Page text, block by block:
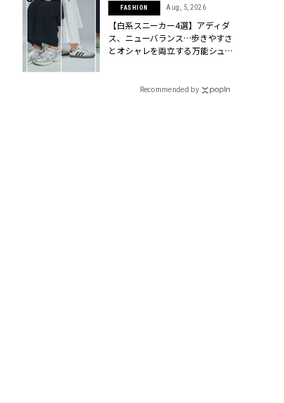
FASHION Aug, 5, 2026
【白系スニーカー4選】アディダ
ス、ニューバランス…歩きやすさ
とオシャレを両立する万能シュ
Recommended by